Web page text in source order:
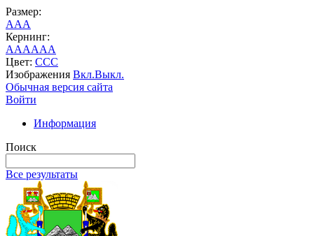
Размер:
AAA
Кернинг:
AAAAAA
Цвет: CCC
Изображения Вкл.Выкл.
Обычная версия сайта
Войти
Информация
Поиск
Все результаты